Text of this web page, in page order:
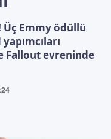
Üç Emmy ödüllü
Fallout evreninde